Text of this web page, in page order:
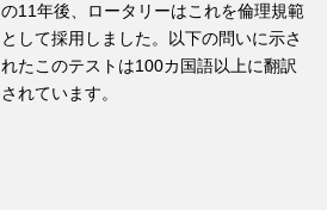
の11年後、ロータリーはこれを倫理規範
として採用しました。以下の問いに示さ
れたこのテストは100カ国語以上に翻訳
されています。